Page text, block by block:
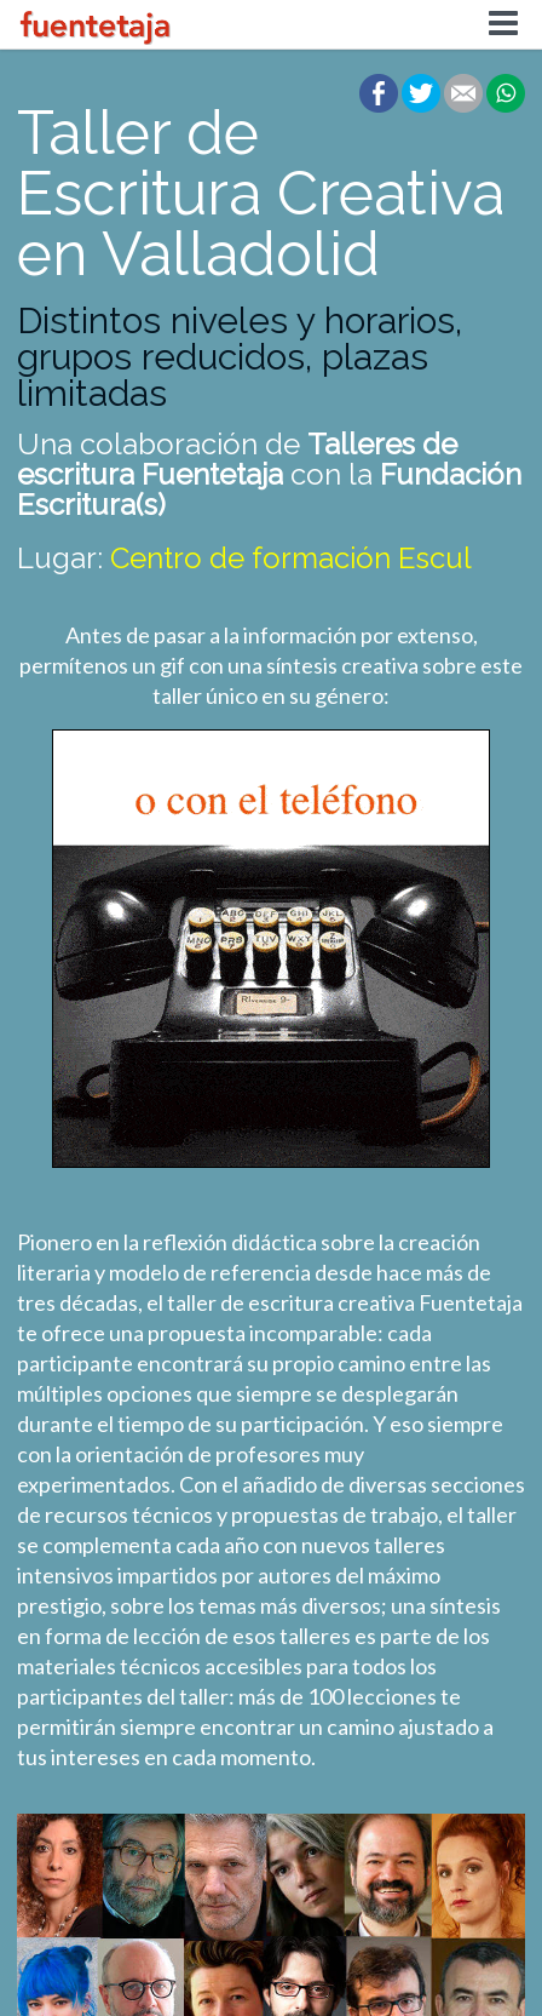
Taller de
Escritura Creativa
en Valladolid
Distintos niveles y horarios,
grupos reducidos, plazas
limitadas
Una colaboración de Talleres de
escritura Fuentetaja con la Fundación
Escritura(s)
Lugar: Centro de formación Escul
Antes de pasar a la información por extenso,
permítenos un gif con una síntesis creativa sobre este
taller único en su género:
Pionero en la reflexión didáctica sobre la creación
literaria y modelo de referencia desde hace más de
tres décadas, el taller de escritura creativa Fuentetaja
te ofrece una propuesta incomparable: cada
participante encontrará su propio camino entre las
múltiples opciones que siempre se desplegarán
durante el tiempo de su participación. Y eso siempre
con la orientación de profesores muy
experimentados. Con el añadido de diversas secciones
de recursos técnicos y propuestas de trabajo, el taller
se complementa cada año con nuevos talleres
intensivos impartidos por autores del máximo
prestigio, sobre los temas más diversos; una síntesis
en forma de lección de esos talleres es parte de los
materiales técnicos accesibles para todos los
participantes del taller: más de 100 lecciones te
permitirán siempre encontrar un camino ajustado a
tus intereses en cada momento.